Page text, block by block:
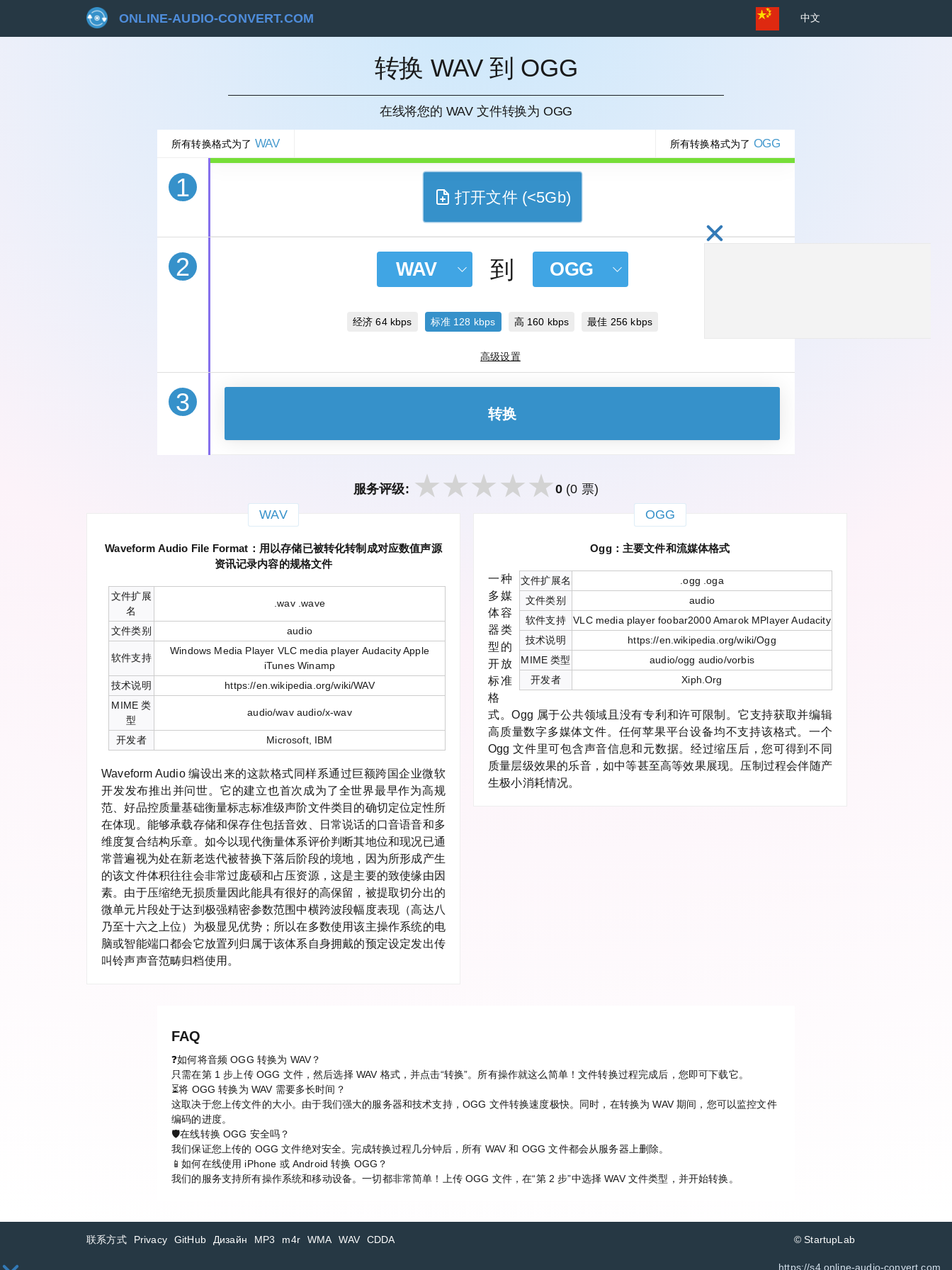
ONLINE-AUDIO-CONVERT.COM 中文
转换 WAV 到 OGG
在线将您的 WAV 文件转换为 OGG
所有转换格式为了 WAV 所有转换格式为了 OGG
1
取消
打开文件 (<5Gb)
2 WAV 到 OGG
经济 64 kbps 标准 128 kbps 高 160 kbps 最佳 256 kbps
高级设置
3 转换
服务评级: 0 (0 票)
WAV
Waveform Audio File Format：用以存储已被转化转制成对应数值声源
资讯记录内容的规格文件
文件扩展
名
.wav .wave
文件类别 audio
软件支持
Windows Media Player VLC media player Audacity Apple
iTunes Winamp
技术说明
https://en.wikipedia.org/wiki/WAV
MIME 类
型
audio/wav audio/x-wav
开发者 Microsoft, IBM
Waveform Audio 编设出来的这款格式同样系通过巨额跨国企业微软
开发发布推出并问世。它的建立也首次成为了全世界最早作为高规
范、好品控质量基础衡量标志标准级声阶文件类目的确切定位定性所
在体现。能够承载存储和保存住包括音效、日常说话的口音语音和多
维度复合结构乐章。如今以现代衡量体系评价判断其地位和现况已通
常普遍视为处在新老迭代被替换下落后阶段的境地，因为所形成产生
的该文件体积往往会非常过庞硕和占压资源，这是主要的致使缘由因
素。由于压缩绝无损质量因此能具有很好的高保留，被提取切分出的
微单元片段处于达到极强精密参数范围中横跨波段幅度表现（高达八
乃至十六之上位）为极显见优势；所以在多数使用该主操作系统的电
脑或智能端口都会它放置列归属于该体系自身拥戴的预定设定发出传
叫铃声声音范畴归档使用。
OGG
Ogg：主要文件和流媒体格式
文件扩展名
.ogg .oga
文件类别
audio
软件支持
VLC media player foobar2000 Amarok MPlayer Audacity
技术说明
https://en.wikipedia.org/wiki/Ogg
MIME 类型
audio/ogg audio/vorbis
开发者
Xiph.Org
一种
多媒
体容
器类
型的
开放
标准
格
式。Ogg 属于公共领域且没有专利和许可限制。它支持获取并编辑
高质量数字多媒体文件。任何苹果平台设备均不支持该格式。一个
Ogg 文件里可包含声音信息和元数据。经过缩压后，您可得到不同
质量层级效果的乐音，如中等甚至高等效果展现。压制过程会伴随产
生极小消耗情况。
FAQ
❓如何将音频 OGG 转换为 WAV？
只需在第 1 步上传 OGG 文件，然后选择 WAV 格式，并点击“转换”。所有操作就这么简单！文件转换过程完成后，您即可下载它。
⏳将 OGG 转换为 WAV 需要多长时间？
这取决于您上传文件的大小。由于我们强大的服务器和技术支持，OGG 文件转换速度极快。同时，在转换为 WAV 期间，您可以监控文件
编码的进度。
🛡️在线转换 OGG 安全吗？
我们保证您上传的 OGG 文件绝对安全。完成转换过程几分钟后，所有 WAV 和 OGG 文件都会从服务器上删除。
📱如何在线使用 iPhone 或 Android 转换 OGG？
我们的服务支持所有操作系统和移动设备。一切都非常简单！上传 OGG 文件，在“第 2 步”中选择 WAV 文件类型，并开始转换。
联系方式 Privacy GitHub Дизайн MP3 m4r WMA WAV CDDA © StartupLab
https://s4.online-audio-convert.com